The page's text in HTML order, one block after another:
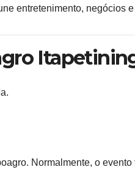
entretenimento, negócios
Normalmente, o evento